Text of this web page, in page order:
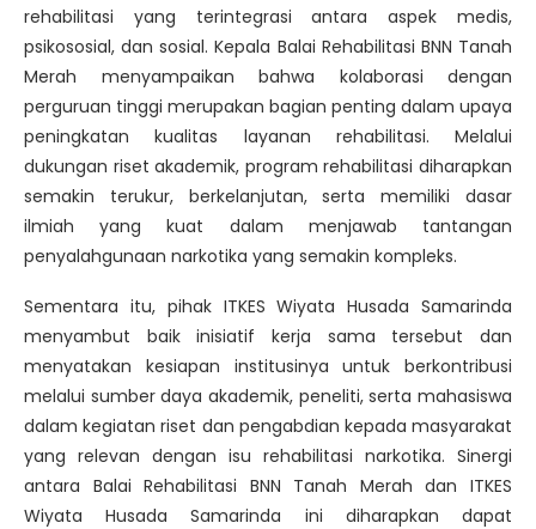
rehabilitasi yang terintegrasi antara aspek medis,
psikososial, dan sosial. Kepala Balai Rehabilitasi BNN Tanah
Merah menyampaikan bahwa kolaborasi dengan
perguruan tinggi merupakan bagian penting dalam upaya
peningkatan kualitas layanan rehabilitasi. Melalui
dukungan riset akademik, program rehabilitasi diharapkan
semakin terukur, berkelanjutan, serta memiliki dasar
ilmiah yang kuat dalam menjawab tantangan
penyalahgunaan narkotika yang semakin kompleks.
Sementara itu, pihak ITKES Wiyata Husada Samarinda
menyambut baik inisiatif kerja sama tersebut dan
menyatakan kesiapan institusinya untuk berkontribusi
melalui sumber daya akademik, peneliti, serta mahasiswa
dalam kegiatan riset dan pengabdian kepada masyarakat
yang relevan dengan isu rehabilitasi narkotika. Sinergi
antara Balai Rehabilitasi BNN Tanah Merah dan ITKES
Wiyata Husada Samarinda ini diharapkan dapat